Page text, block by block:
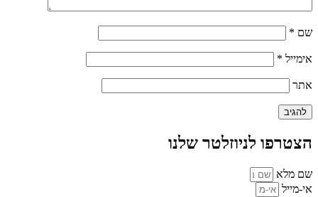
שם *
אימייל *
אתר
הצטרפו לניוזלטר שלנו
שם מלא
אי-מייל